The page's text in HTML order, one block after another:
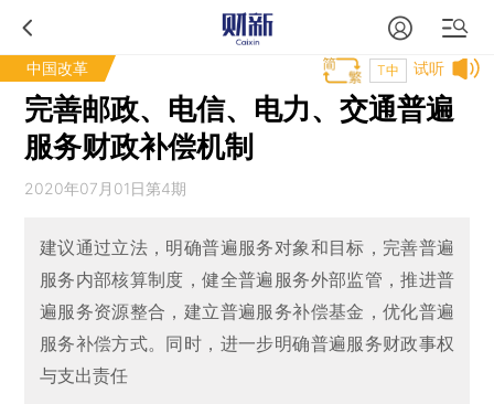
中国改革 试听
T中
完善邮政、电信、电力、交通普遍
服务财政补偿机制
2020年07月01日第4期
建议通过立法，明确普遍服务对象和目标，完善普遍
服务内部核算制度，健全普遍服务外部监管，推进普
遍服务资源整合，建立普遍服务补偿基金，优化普遍
服务补偿方式。同时，进一步明确普遍服务财政事权
与支出责任